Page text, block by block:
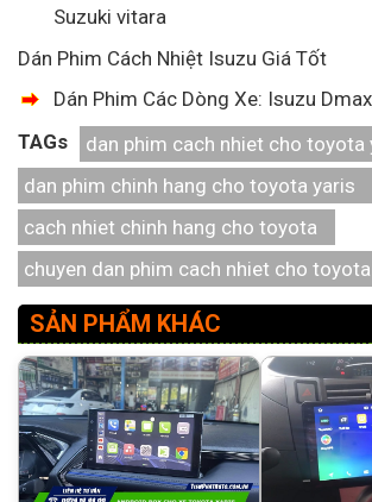
Suzuki vitara
Dán Phim Cách Nhiệt Isuzu Giá Tốt
Dán Phim Các Dòng Xe: Isuzu
TAGs
dan phim cach nhiet cho toyota
dan phim chinh hang cho toyota yaris
cach nhiet chinh hang cho toyota
chuyen dan phim cach nhiet cho
SẢN PHẨM KHÁC